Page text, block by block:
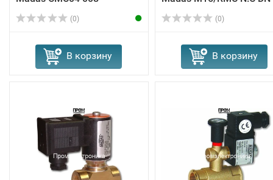
(0)
В корзину
(0)
В корзину